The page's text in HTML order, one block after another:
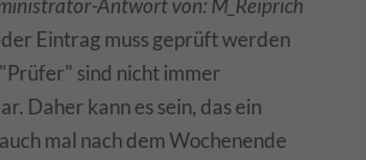
Antwort von: M_Reiprich
Eintrag muss geprüft werden
sind nicht immer
Daher kann es sein, das ein
mal nach dem Wochenende